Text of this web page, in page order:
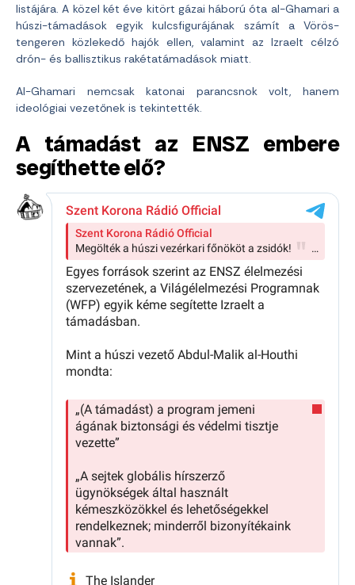
listájára. A közel két éve kitört gázai háború óta al-Ghamari a
húszi-támadások egyik kulcsfigurájának számít a Vörös-
tengeren közlekedő hajók ellen, valamint az Izraelt célzó
drón- és ballisztikus rakétatámadások miatt.
Al-Ghamari nemcsak katonai parancsnok volt, hanem
ideológiai vezetőnek is tekintették.
A támadást az ENSZ embere
segíthette elő?